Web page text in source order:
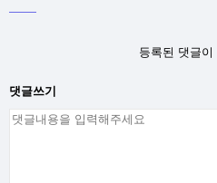
등록된 댓글이
댓글쓰기